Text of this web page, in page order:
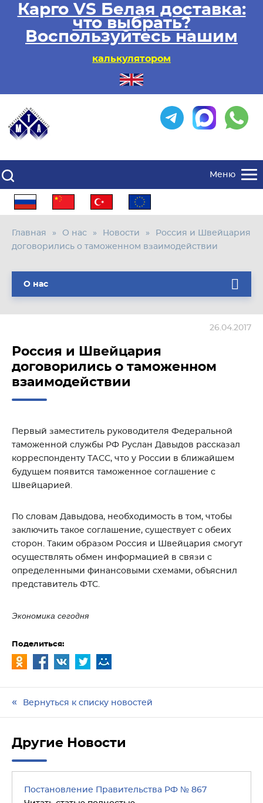
Карго VS Белая доставка:
что выбрать?
Воспользуйтесь нашим
калькулятором
Меню
Главная О нас Новости
Россия и Швейцария
договорились о таможенном взаимодействии
О нас
Россия и Швейцария
договорились о таможенном
взаимодействии
26.04.2017
Первый заместитель руководителя Федеральной
таможенной службы РФ Руслан Давыдов рассказал
корреспонденту ТАСС, что у России в ближайшем
будущем появится таможенное соглашение с
Швейцарией.
По словам Давыдова, необходимость в том, чтобы
заключить такое соглашение, существует с обеих
сторон. Таким образом Россия и Швейцария смогут
осуществлять обмен информацией в связи с
определенными финансовыми схемами, объяснил
представитель ФТС.
Экономика сегодня
Поделиться:
Вернуться к списку новостей
Другие Новости
Постановление Правительства РФ № 867